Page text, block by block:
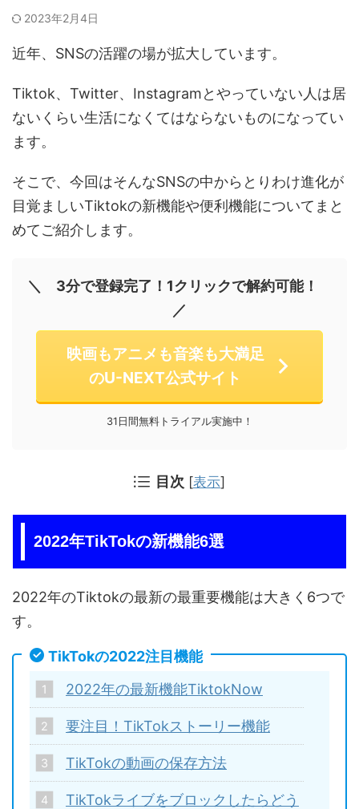
2023年2月4日
近年、SNSの活躍の場が拡大しています。
Tiktok、Twitter、Instagramとやっていない人は居
ないくらい生活になくてはならないものになってい
ます。
そこで、今回はそんなSNSの中からとりわけ進化が
目覚ましいTiktokの新機能や便利機能についてまと
めてご紹介します。
＼ 3分で登録完了！1クリックで解約可能！
／
映画もアニメも音楽も大満足
のU-NEXT公式サイト
31日間無料トライアル実施中！
目次 [表示]
2022年TikTokの新機能6選
2022年のTiktokの最新の最重要機能は大きく6つで
す。
TikTokの2022注目機能
2022年の最新機能TiktokNow
要注目！TikTokストーリー機能
TikTokの動画の保存方法
TikTokライブをブロックしたらどう